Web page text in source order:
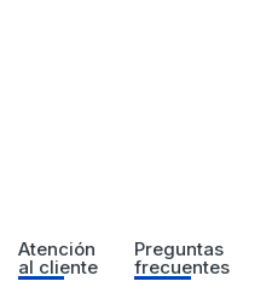
Atención
al cliente
Preguntas
frecuentes